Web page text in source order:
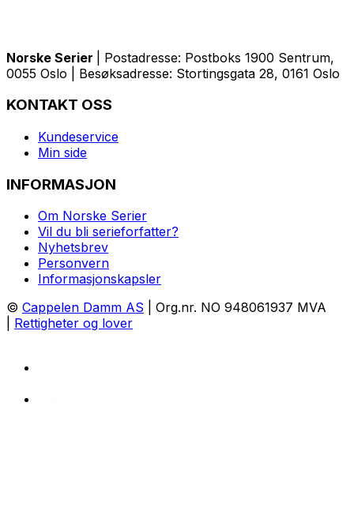
Norske Serier
| Postadresse: Postboks 1900 Sentrum,
0055 Oslo | Besøksadresse: Stortingsgata 28, 0161 Oslo
KONTAKT OSS
Kundeservice
Min side
INFORMASJON
Om Norske Serier
Vil du bli serieforfatter?
Nyhetsbrev
Personvern
Informasjonskapsler
© Cappelen Damm AS | Org.nr. NO 948061937 MVA
Rettigheter og lover